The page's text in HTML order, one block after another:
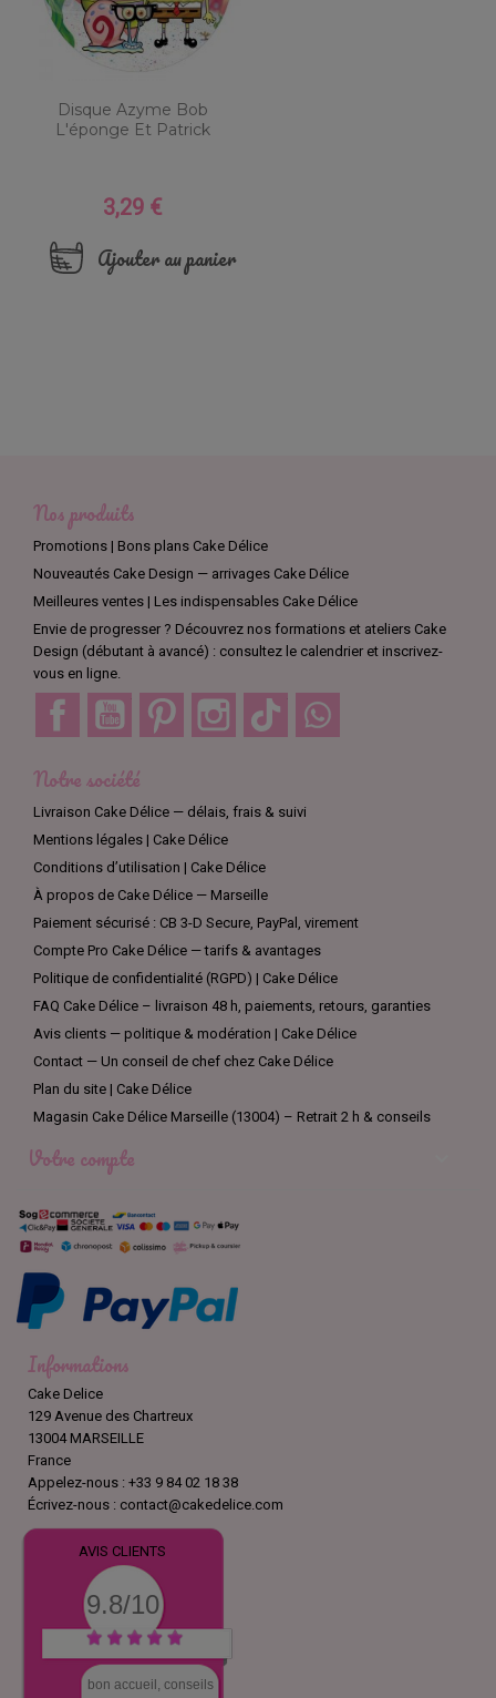
Disque Azyme Bob
L'éponge Et Patrick
Prix
3,29 €
Ajouter au panier
Nos produits
Promotions | Bons plans Cake Délice
Nouveautés Cake Design — arrivages Cake Délice
Meilleures ventes | Les indispensables Cake Délice
Envie de progresser ? Découvrez nos formations et ateliers Cake
Design (débutant à avancé) : consultez le calendrier et inscrivez-
vous en ligne.
Facebook YouTube Pinterest Instagram TikTok
Notre société
Livraison Cake Délice — délais, frais & suivi
Mentions légales | Cake Délice
Conditions d’utilisation | Cake Délice
À propos de Cake Délice — Marseille
Paiement sécurisé : CB 3-D Secure, PayPal, virement
Compte Pro Cake Délice — tarifs & avantages
Politique de confidentialité (RGPD) | Cake Délice
FAQ Cake Délice – livraison 48 h, paiements, retours, garanties
Avis clients — politique & modération | Cake Délice
Contact — Un conseil de chef chez Cake Délice
Plan du site | Cake Délice
Magasin Cake Délice Marseille (13004) – Retrait 2 h & conseils
Votre compte
Informations
Cake Delice
129 Avenue des Chartreux
13004 MARSEILLE
France
Appelez-nous : +33 9 84 02 18 38
Écrivez-nous : contact@cakedelice.com
AVIS CLIENTS
9.8/10
bon accueil, conseils